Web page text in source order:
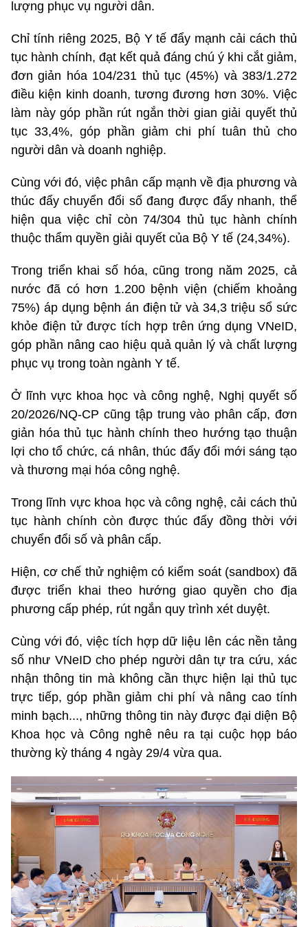
lượng phục vụ người dân.
Chỉ tính riêng 2025, Bộ Y tế đẩy mạnh cải cách thủ
tục hành chính, đạt kết quả đáng chú ý khi cắt giảm,
đơn giản hóa 104/231 thủ tục (45%) và 383/1.272
điều kiện kinh doanh, tương đương hơn 30%. Việc
làm này góp phần rút ngắn thời gian giải quyết thủ
tục 33,4%, góp phần giảm chi phí tuân thủ cho
người dân và doanh nghiệp.
Cùng với đó, việc phân cấp mạnh về địa phương và
thúc đẩy chuyển đổi số đang được đẩy nhanh, thể
hiện qua việc chỉ còn 74/304 thủ tục hành chính
thuộc thẩm quyền giải quyết của Bộ Y tế (24,34%).
Trong triển khai số hóa, cũng trong năm 2025, cả
nước đã có hơn 1.200 bệnh viện (chiếm khoảng
75%) áp dụng bệnh án điện tử và 34,3 triệu sổ sức
khỏe điện tử được tích hợp trên ứng dụng VNeID,
góp phần nâng cao hiệu quả quản lý và chất lượng
phục vụ trong toàn ngành Y tế.
Ở lĩnh vực khoa học và công nghệ, Nghị quyết số
20/2026/NQ-CP cũng tập trung vào phân cấp, đơn
giản hóa thủ tục hành chính theo hướng tạo thuận
lợi cho tổ chức, cá nhân, thúc đẩy đổi mới sáng tạo
và thương mại hóa công nghệ.
Trong lĩnh vực khoa học và công nghệ, cải cách thủ
tục hành chính còn được thúc đẩy đồng thời với
chuyển đổi số và phân cấp.
Hiện, cơ chế thử nghiệm có kiểm soát (sandbox) đã
được triển khai theo hướng giao quyền cho địa
phương cấp phép, rút ngắn quy trình xét duyệt.
Cùng với đó, việc tích hợp dữ liệu lên các nền tảng
số như VNeID cho phép người dân tự tra cứu, xác
nhận thông tin mà không cần thực hiện lại thủ tục
trực tiếp, góp phần giảm chi phí và nâng cao tính
minh bạch..., những thông tin này được đại diện Bộ
Khoa học và Công nghê nêu ra tại cuộc họp báo
thường kỳ tháng 4 ngày 29/4 vừa qua.